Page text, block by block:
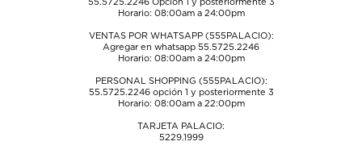
55.5725.2246Opción 1 y posteriormente 3
Horario: 08:00am a 24:00pm
VENTAS POR WHATSAPP (555PALACIO):
Agregar en whatsapp 55.5725.2246
Horario: 08:00am a 24:00pm
PERSONAL SHOPPING (555PALACIO):
55.5725.2246opción 1 y posteriormente 3
Horario: 08:00am a 22:00pm
TARJETA PALACIO:
5229.1999